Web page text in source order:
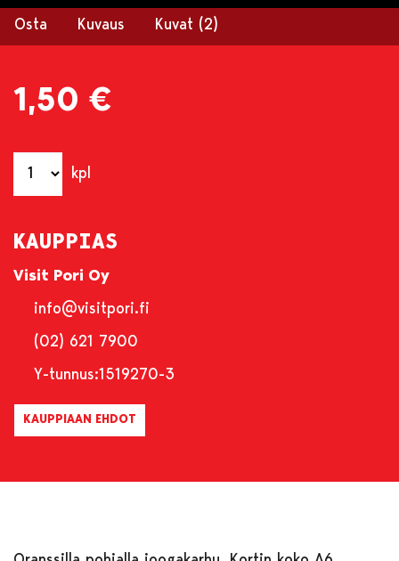
Osta Kuvaus Kuvat (2)
1,50 €
kpl
KAUPPIAS
Visit Pori Oy
info@visitpori.fi
(02) 621 7900
Y-tunnus: 1519270-3
KAUPPIAAN EHDOT